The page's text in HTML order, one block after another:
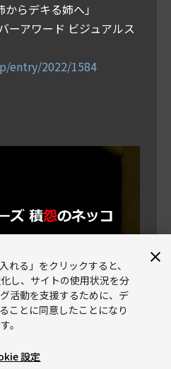
らデキる姉へ」
ーアワード ビジュアルス
entry/2022/1584
れる」をクリックすると、
し、サイトの使用状況を分
活動を支援するために、デ
ことに同意したことになり
。
設定